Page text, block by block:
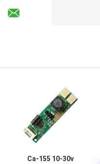
Ca-155 10-30v